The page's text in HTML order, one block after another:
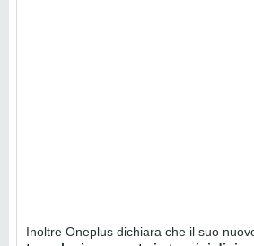
Inoltre Oneplus dichiara che il suo